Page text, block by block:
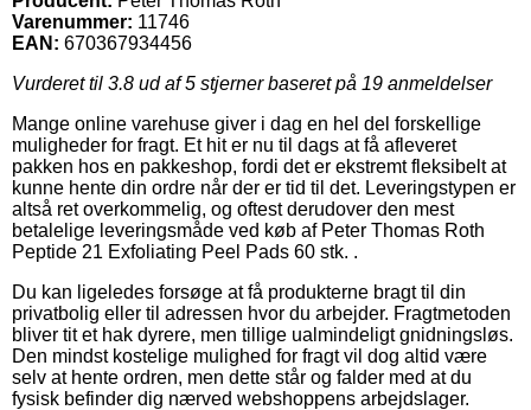
Varenummer: 11746
EAN: 670367934456
Vurderet til 3.8 ud af 5 stjerner baseret på 19 anmeldelser
Mange online varehuse giver i dag en hel del forskellige
muligheder for fragt. Et hit er nu til dags at få afleveret
pakken hos en pakkeshop, fordi det er ekstremt fleksibelt at
kunne hente din ordre når der er tid til det. Leveringstypen er
altså ret overkommelig, og oftest derudover den mest
betalelige leveringsmåde ved køb af Peter Thomas Roth
Peptide 21 Exfoliating Peel Pads 60 stk. .
Du kan ligeledes forsøge at få produkterne bragt til din
privatbolig eller til adressen hvor du arbejder. Fragtmetoden
bliver tit et hak dyrere, men tillige ualmindeligt gnidningsløs.
Den mindst kostelige mulighed for fragt vil dog altid være
selv at hente ordren, men dette står og falder med at du
fysisk befinder dig nærved webshoppens arbejdslager.